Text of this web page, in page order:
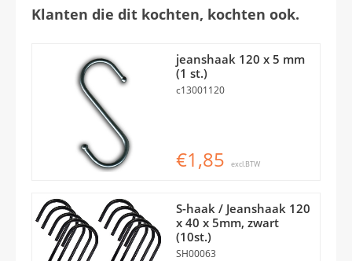
Klanten die dit kochten, kochten ook.
jeanshaak 120 x 5 mm
(1 st.)
c13001120
€1,85 excl.BTW
S-haak / Jeanshaak 120
x 40 x 5mm, zwart
(10st.)
SH00063